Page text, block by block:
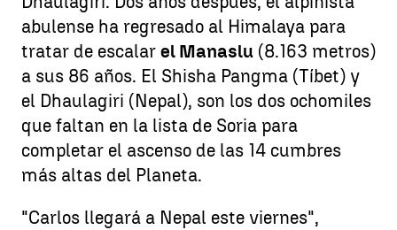
abulense ha regresado al Himalaya para
tratar de escalar el Manaslu (8.163 metros)
a sus 86 años. El Shisha Pangma (Tíbet) y
el Dhaulagiri (Nepal), son los dos ochomiles
que faltan en la lista de Soria para
completar el ascenso de las 14 cumbres
más altas del Planeta.
"Carlos llegará a Nepal este viernes",